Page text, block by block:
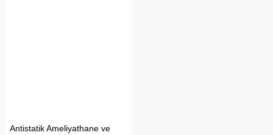
Antistatik Ameliyathane ve